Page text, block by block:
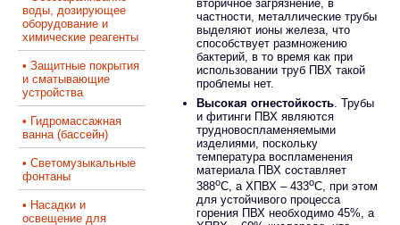
воды, дозирующее
оборудование и
химические реагенты
• Защитные покрытия
и сматывающие
устройства
• Гидромассажная
ванна (бассейн)
• Светомузыкальные
фонтаны
• Насадки и
освещение для
вторичное загрязнение, в
частности, металлические трубы
выделяют ионы железа, что
способствует размножению
бактерий, в то время как при
использовании труб ПВХ такой
проблемы нет.
Высокая огнестойкость. Трубы
и фитинги ПВХ являются
трудновоспламеняемыми
изделиями, поскольку
температура воспламенения
материала ПВХ составляет
388оС, а ХПВХ – 433оС, при этом
для устойчивого процесса
горения ПВХ необходимо 45%, а